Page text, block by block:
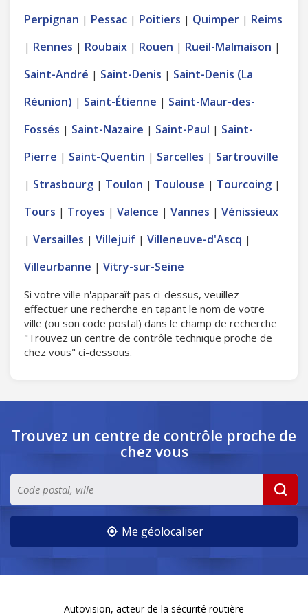
Perpignan | Pessac | Poitiers | Quimper | Reims
| Rennes | Roubaix | Rouen | Rueil-Malmaison |
Saint-André | Saint-Denis | Saint-Denis (La
Réunion) | Saint-Étienne | Saint-Maur-des-
Fossés | Saint-Nazaire | Saint-Paul | Saint-
Pierre | Saint-Quentin | Sarcelles | Sartrouville
| Strasbourg | Toulon | Toulouse | Tourcoing |
Tours | Troyes | Valence | Vannes | Vénissieux
| Versailles | Villejuif | Villeneuve-d'Ascq |
Villeurbanne | Vitry-sur-Seine
Si votre ville n'apparaît pas ci-dessus, veuillez
effectuer une recherche en tapant le nom de votre
ville (ou son code postal) dans le champ de recherche
"Trouvez un centre de contrôle technique proche de
chez vous" ci-dessous.
Trouvez un centre de contrôle proche de
chez vous
Me géolocaliser
Autovision, acteur de la sécurité routière